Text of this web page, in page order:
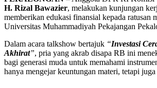
H. Rizal Bawazier, melakukan kunjungan
memberikan edukasi finansial kepada ratusan
Universitas Muhammadiyah Pekajangan
Dalam acara talkshow bertajuk “Investasi
Akhirat”, pria yang akrab disapa RB ini
bagi generasi muda untuk memahami
hanya mengejar keuntungan materi, tetapi